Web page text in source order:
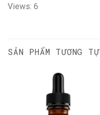
Views: 6
SẢN PHẨM TƯƠNG TỰ